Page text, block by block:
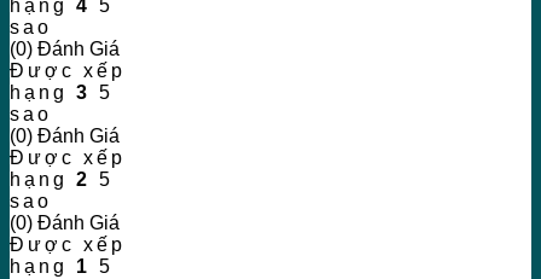
hạng 4 5
sao
(0) Đánh Giá
Được xếp
hạng 3 5
sao
(0) Đánh Giá
Được xếp
hạng 2 5
sao
(0) Đánh Giá
Được xếp
hạng 1 5